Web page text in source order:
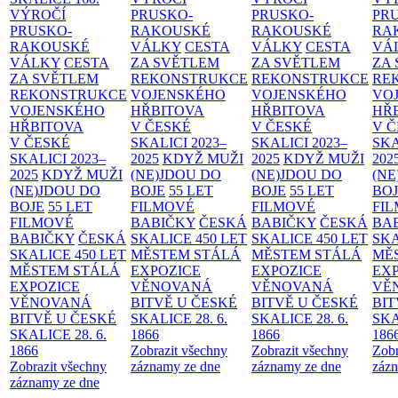
VÝROČÍ
PRUSKO-
RAKOUSKÉ
VÁLKY CESTA
ZA SVĚTLEM
REKONSTRUKCE
VOJENSKÉHO
HŘBITOVA
V ČESKÉ
SKALICI 2023–
2025 KDYŽ MUŽI
(NE)JDOU DO
BOJE 55 LET
FILMOVÉ
BABIČKY ČESKÁ
SKALICE 450 LET
MĚSTEM STÁLÁ
EXPOZICE
VĚNOVANÁ
BITVĚ U ČESKÉ
SKALICE 28. 6.
1866
Zobrazit všechny
záznamy ze dne
PRUSKO-
RAKOUSKÉ
VÁLKY CESTA
ZA SVĚTLEM
REKONSTRUKCE
VOJENSKÉHO
HŘBITOVA
V ČESKÉ
SKALICI 2023–
2025 KDYŽ MUŽI
(NE)JDOU DO
BOJE 55 LET
FILMOVÉ
BABIČKY ČESKÁ
SKALICE 450 LET
MĚSTEM STÁLÁ
EXPOZICE
VĚNOVANÁ
BITVĚ U ČESKÉ
SKALICE 28. 6.
1866
Zobrazit všechny
záznamy ze dne
PRUSKO-
RAKOUSKÉ
VÁLKY CESTA
ZA SVĚTLEM
REKONSTRUKCE
VOJENSKÉHO
HŘBITOVA
V ČESKÉ
SKALICI 2023–
2025 KDYŽ MUŽI
(NE)JDOU DO
BOJE 55 LET
FILMOVÉ
BABIČKY ČESKÁ
SKALICE 450 LET
MĚSTEM STÁLÁ
EXPOZICE
VĚNOVANÁ
BITVĚ U ČESKÉ
SKALICE 28. 6.
1866
Zobrazit všechny
záznamy ze dne
ZA
V